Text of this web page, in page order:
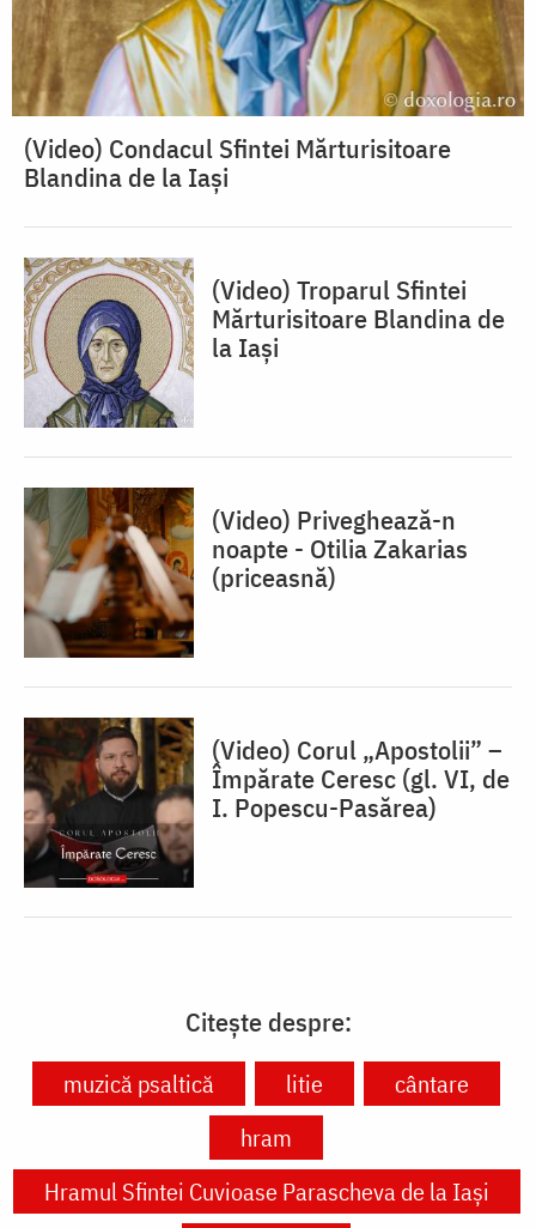
(Video) Condacul Sfintei Mărturisitoare
Blandina de la Iași
(Video) Troparul Sfintei
Mărturisitoare Blandina de
la Iași
(Video) Priveghează-n
noapte - Otilia Zakarias
(priceasnă)
(Video) Corul „Apostolii” –
⁠Împărate Ceresc (gl. VI, de
I. Popescu-Pasărea)
Citește despre:
muzică psaltică litie
cântare
hram
Hramul Sfintei Cuvioase Parascheva de la Iași